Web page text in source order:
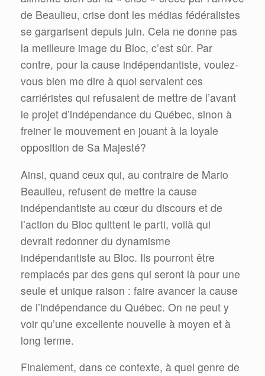
de Beaulieu, crise dont les médias fédéralistes
se gargarisent depuis juin. Cela ne donne pas
la meilleure image du Bloc, c’est sûr. Par
contre, pour la cause indépendantiste, voulez-
vous bien me dire à quoi servaient ces
carriéristes qui refusaient de mettre de l’avant
le projet d’indépendance du Québec, sinon à
freiner le mouvement en jouant à la loyale
opposition de Sa Majesté?
Ainsi, quand ceux qui, au contraire de Mario
Beaulieu, refusent de mettre la cause
indépendantiste au cœur du discours et de
l’action du Bloc quittent le parti, voilà qui
devrait redonner du dynamisme
indépendantiste au Bloc. Ils pourront être
remplacés par des gens qui seront là pour une
seule et unique raison : faire avancer la cause
de l’indépendance du Québec. On ne peut y
voir qu’une excellente nouvelle à moyen et à
long terme.
Finalement, dans ce contexte, à quel genre de